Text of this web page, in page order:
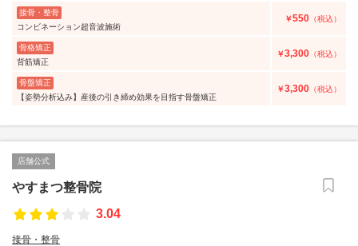
接骨・整骨
コンビネーション超音波施術
￥550 （税込）
骨格矯正
背筋矯正
￥3,300 （税込）
骨盤矯正
【姿勢分析込み】産後の引き締め効果を目指す骨盤矯正
￥3,300 （税込）
店舗公式
やすまつ整骨院
3.04
接骨・整骨